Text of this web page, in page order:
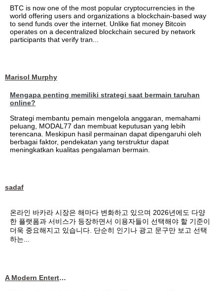
BTC is now one of the most popular cryptocurrencies in the
world offering users and organizations a blockchain-based way
to send funds over the internet. Unlike fiat money Bitcoin
operates on a decentralized blockchain secured by network
participants that verify tran...
Marisol Murphy
Mengapa penting memiliki strategi saat bermain taruhan
online?
Strategi membantu pemain mengelola anggaran, memahami
peluang, MODAL77 dan membuat keputusan yang lebih
terencana. Meskipun hasil permainan dapat dipengaruhi oleh
berbagai faktor, pendekatan yang terstruktur dapat
meningkatkan kualitas pengalaman bermain.
sadaf
온라인 바카라 시장은 해마다 변화하고 있으며 2026년에도 다양
한 플랫폼과 서비스가 등장하면서 이용자들이 선택해야 할 기준이
더욱 중요해지고 있습니다. 단순히 인기나 광고 문구만 보고 선택
하는...
A Modern Entertainment Platform Bringing